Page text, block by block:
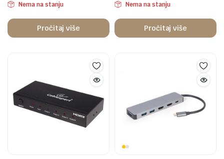
Nema na stanju
Pročitaj više
Nema na stanju
Pročitaj više